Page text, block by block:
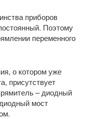
приборов
Поэтому
переменного
о котором уже
присутствует
– диодный
мост